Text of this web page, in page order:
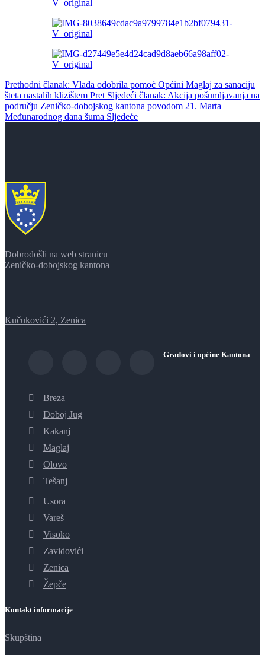
Prethodni članak: Vlada odobrila pomoć Općini Maglaj za sanaciju
šteta nastalih klizištem Pret Sljedeći članak: Akcija pošumljavanja na
području Zeničko-dobojskog kantona povodom 21. Marta –
Međunarodnog dana šuma Sljedeće
Dobrodošli na web stranicu
Zeničko-dobojskog kantona
Kučukovići 2, Zenica
Gradovi i općine Kantona
Breza
Doboj Jug
Kakanj
Maglaj
Olovo
Tešanj
Usora
Vareš
Visoko
Zavidovići
Zenica
Žepče
Kontakt informacije
Skupština